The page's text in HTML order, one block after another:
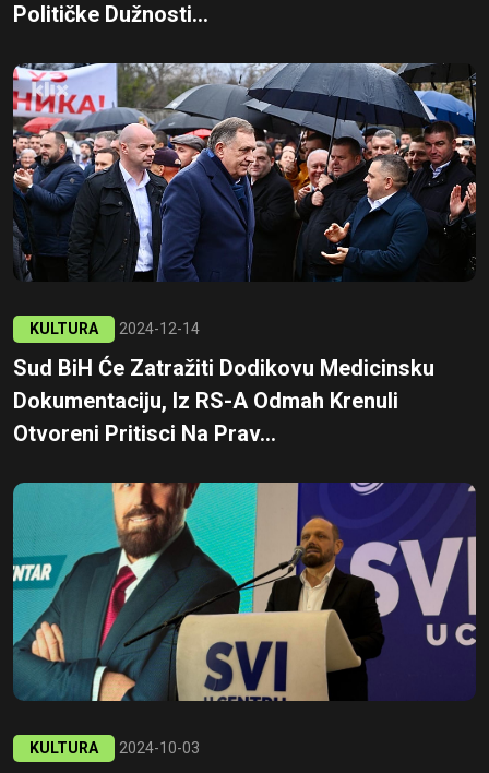
Političke Dužnosti...
KULTURA 2024-12-14
Sud BiH Će Zatražiti Dodikovu Medicinsku
Dokumentaciju, Iz RS-A Odmah Krenuli
Otvoreni Pritisci Na Prav...
KULTURA 2024-10-03